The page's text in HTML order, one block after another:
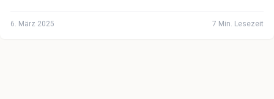
6. März 2025 7 Min. Lesezeit